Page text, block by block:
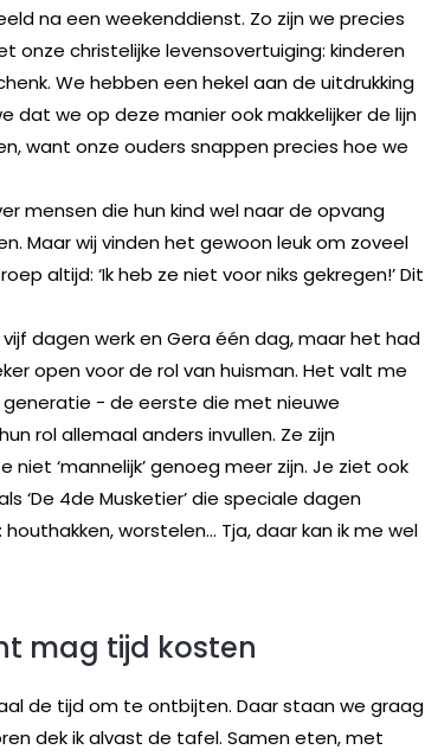
na een weekenddienst. Zo zijn we precies
onze christelijke levensovertuiging: kinderen
We hebben een hekel aan de uitdrukking
dat we op deze manier ook makkelijker de lijn
want onze ouders snappen precies hoe we
mensen die hun kind wel naar de opvang
Maar wij vinden het gewoon leuk om zoveel
altijd: ‘Ik heb ze niet voor niks gekregen!’ Dit
dagen werk en Gera één dag, maar het had
open voor de rol van huisman. Het valt me
− de eerste die met nieuwe
rol allemaal anders invullen. Ze zijn
niet ‘mannelijk’ genoeg meer zijn. Je ziet ook
‘De 4de Musketier’ die speciale dagen
worstelen… Tja, daar kan ik me wel
mag tijd kosten
de tijd om te ontbijten. Daar staan we graag
dek ik alvast de tafel. Samen eten, met